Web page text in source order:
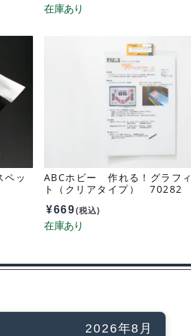
ッ
ABCホビー 作れる！グラフ
ト（クリアタイプ） 70282
¥669(税込)
2026年8月